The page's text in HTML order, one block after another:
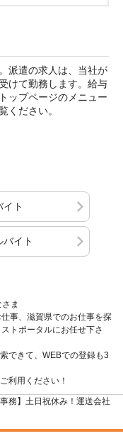
派遣の求人は、当社が
けて勤務します。給与
ップページのメニュー
ください。
ト
イト
ま
事、滋賀県でのお仕事を探
トポータルにお任せ下さ
できて、WEBでの登録も3
利用ください！
事務】土日祝休み！運送会社